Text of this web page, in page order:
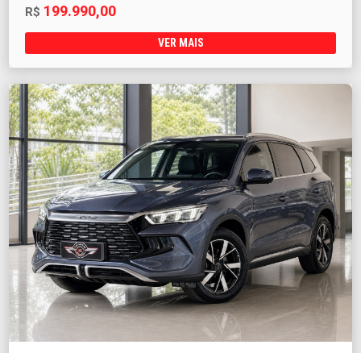
R$ 199.990,00
VER MAIS